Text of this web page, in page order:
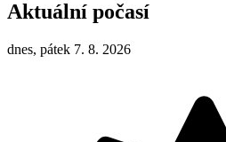
Aktuální počasí
dnes, pátek 7. 8. 2026